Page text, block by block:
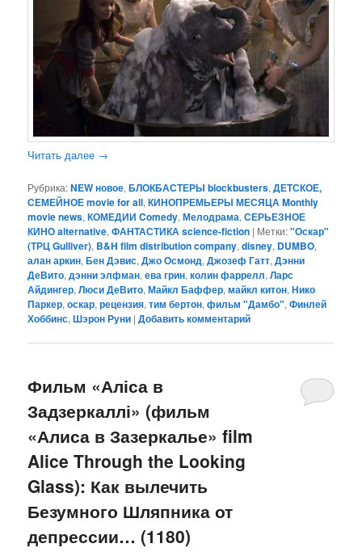
Читать далее →
Рубрика:NEW новое,БЛОКБАСТЕРЫ blockbusters,ДЕТСКОЕ,
СЕМЕЙНОЕ movie for all,КИНОПРЕМЬЕРЫ МЕСЯЦА Monthly
movie news,КОМЕДИИ Comedy,Мелодрама,СЕРЬЕЗНОЕ
КИНО alternative,ФАНТАСТИКА science-fiction | Метки:"Оскар"
(ТРЦ Gulliver), B&H film distribution company,disney, DUMBO,
алан аркин,Бен Дэвис,Джо Осмонд,Джозеф Гатт,Дэнни
ДеВито,дэнни элфман,ева грин,колин фаррелл,Ларс
Айдингер,Люси ДеВито,Майкл Баффер,майкл китон,Нико
Паркер,оскар,рецензия,тим бертон,фильм "Дамбо",Финлей
Хоббинс,Шэрон Руни |Добавить комментарий
Фильм «Аліса в
Задзеркаллі» (фильм
«Алиса в Зазеркалье» film
Alice Through the Looking
Glass): Как вылечить
Безумного Шляпника от
депрессии… (1180)